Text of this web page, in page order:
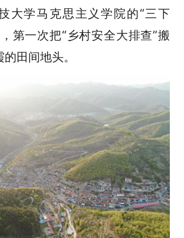
大学马克思主义学院的“三下
第一次把“乡村安全大排查”搬
田间地头。